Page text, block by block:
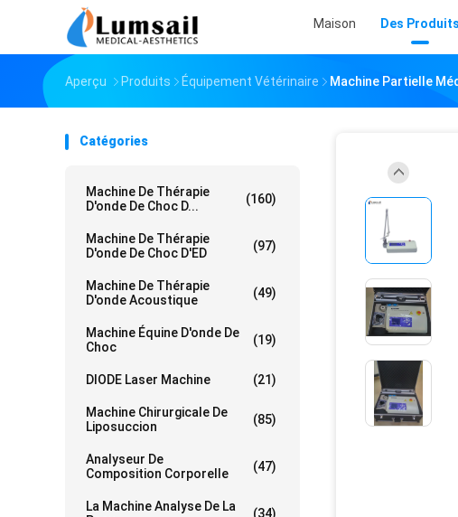
Maison Des Produits
Aperçu Produits Équipement Vétérinaire Machine Partielle
Catégories
Machine De Thérapie
D'onde De Choc D...
(160)
Machine De Thérapie
D'onde De Choc D'ED
(97)
Machine De Thérapie
D'onde Acoustique
(49)
Machine Équine D'onde De
Choc
(19)
DIODE Laser Machine (21)
Machine Chirurgicale De
Liposuccion
(85)
Analyseur De
Composition Corporelle
(47)
La Machine Analyse De La
(34)